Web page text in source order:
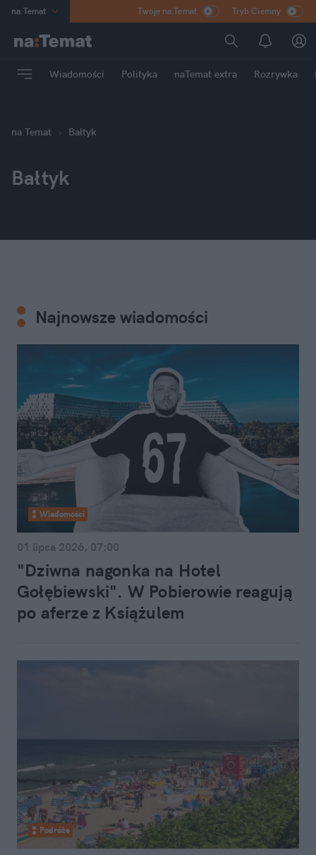
na:Temat
Poland
mama
Rozrywka
Twoje na:Temat Tryb Ciemny
Wiadomości Polityka naTemat extra Rozrywka
na:Temat Bałtyk
Bałtyk
Najnowsze wiadomości
Wiadomości
01 lipca 2026, 07:00
"Dziwna nagonka na Hotel
Gołębiewski". W Pobierowie reagują
po aferze z Książulem
Podróże